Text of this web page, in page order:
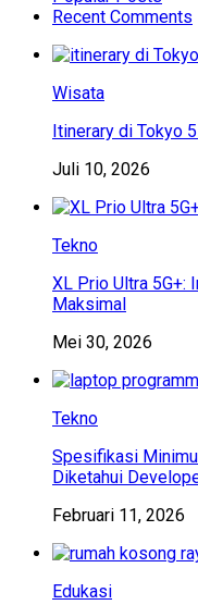
Recent Comments
Wisata
Itinerary di Tokyo
Juli 10, 2026
Tekno
XL Prio Ultra 5G+:
Maksimal
Mei 30, 2026
Tekno
Spesifikasi
Diketahui
Februari 11, 2026
Edukasi